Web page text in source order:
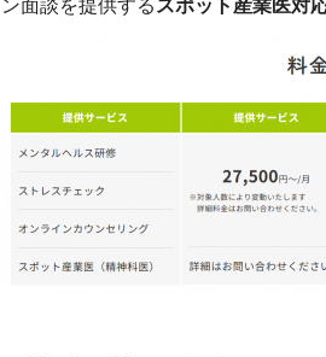
ン面談を提供する スポット産業医対